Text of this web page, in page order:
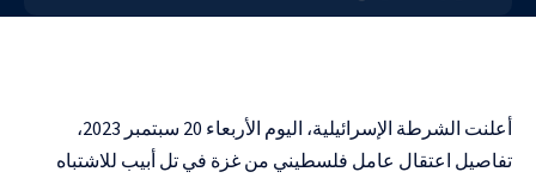
أعلنت الشرطة الإسرائيلية، اليوم الأربعاء 20 سبتمبر 2023،
تفاصيل اعتقال عامل فلسطيني من غزة في تل أبيب للاشتباه